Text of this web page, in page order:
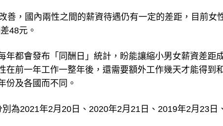
善，國內兩性之間的薪資待遇仍有一定的差距，目前女
48元。
年都會發布「同酬日」統計，盼能讓縮小男女薪資差距
在前一年工作一整年後，還需要額外工作幾天才能得到
份及各國而不同。
為2021年2月20日、2020年2月21日、2019年2月23日